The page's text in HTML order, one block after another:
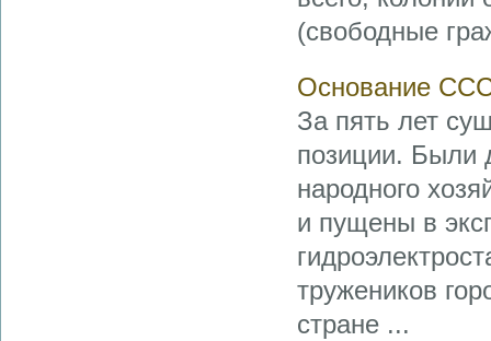
(свободные
Основание
За пять лет
позиции. Были
народного
и пущены в
тружеников
стране ...